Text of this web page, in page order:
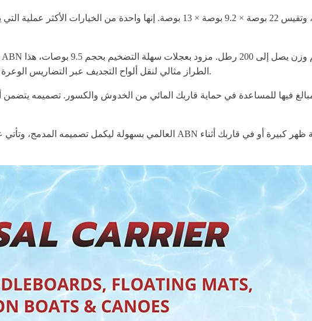
الطراز مثالي لنقل ألواح التجديف عبر التضاريس الوعرة مثل الشواطئ الرملية، والأسطح المرصوفة بالحصى، وحتى المناطق الغابية.